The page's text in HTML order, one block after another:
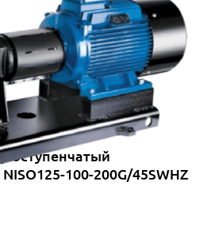
100-200G/45SWHZ